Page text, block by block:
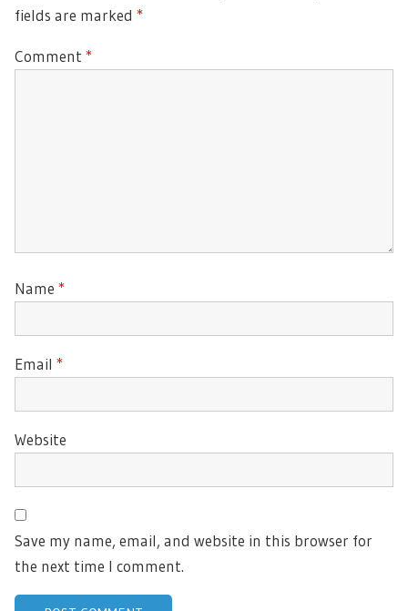
fields are marked *
Comment *
Name *
Email *
Website
Save my name, email, and website in this browser for
the next time I comment.